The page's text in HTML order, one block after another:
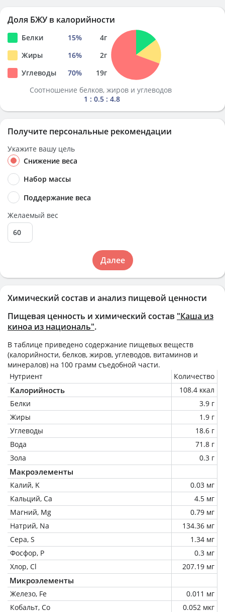
Химический состав и анализ пищевой ценности
Пищевая ценность и химический состав "Каша из
киноа из националь".
В таблице приведено содержание пищевых веществ
(калорийности, белков, жиров, углеводов, витаминов и
минералов) на 100 грамм съедобной части.
Нутриент
Количество
Калорийность
108.4 ккал
Белки
3.9 г
Жиры
1.9 г
Углеводы
18.6 г
Вода
71.8 г
Зола
0.3 г
Макроэлементы
Калий, K
0.03 мг
Кальций, Ca
4.5 мг
Магний, Mg
0.79 мг
Натрий, Na
134.36 мг
Сера, S
1.34 мг
Фосфор, P
0.3 мг
Хлор, Cl
207.19 мг
Микроэлементы
Железо, Fe
0.011 мг
Кобальт, Co
0.052 мкг
Доля БЖУ в калорийности
Белки 15% 4г
Жиры
16% 2г
Углеводы
70% 19г
Соотношение белков, жиров и углеводов
1 : 0.5 : 4.8
Получите персональные рекомендации
Укажите вашу цель
Снижение веса
Набор массы
Поддержание веса
Желаемый вес
Далее